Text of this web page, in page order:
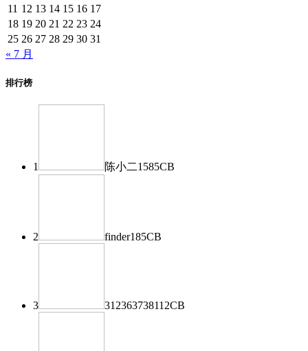
11 12 13 14 15 16 17
18 19 20 21 22 23 24
25 26 27 28 29 30 31
« 7 月
排行榜
1 陈小二1585CB
2 finder185CB
3 312363738112CB